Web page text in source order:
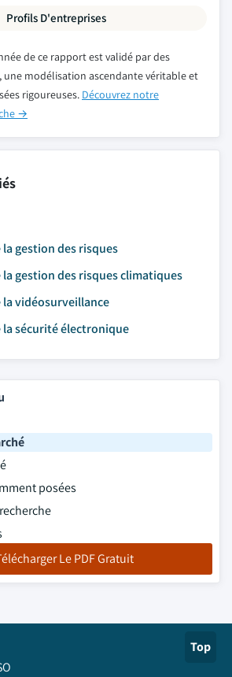
Profils D'entreprises
de ce rapport est validé par des
modélisation ascendante véritable et
rigoureuses. Découvrez notre
→
la gestion des risques
la gestion des risques climatiques
la vidéosurveillance
la sécurité électronique
posées
Le PDF Gratuit
Top